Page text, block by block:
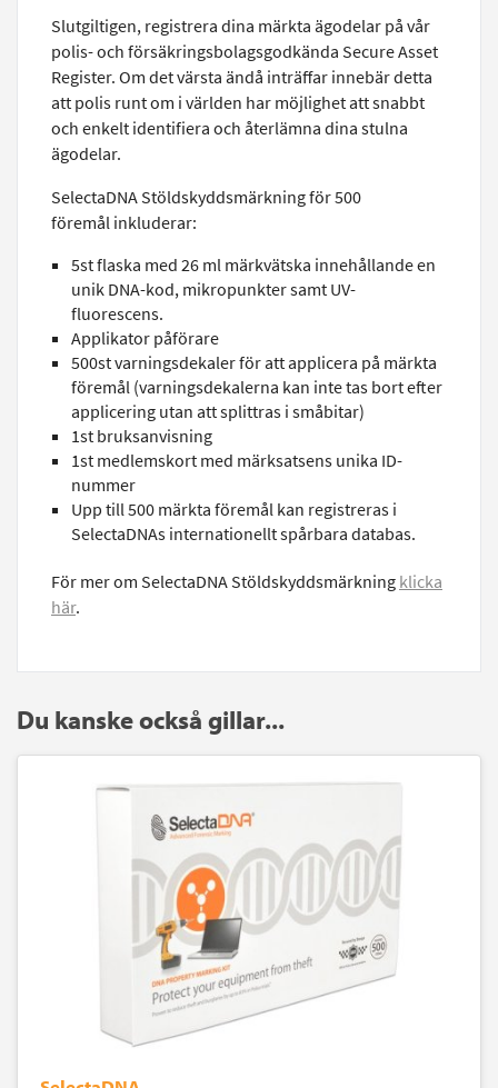
Slutgiltigen, registrera dina märkta ägodelar på vår
polis- och försäkringsbolagsgodkända Secure Asset
Register. Om det värsta ändå inträffar innebär detta
att polis runt om i världen har möjlighet att snabbt
och enkelt identifiera och återlämna dina stulna
ägodelar.
SelectaDNA Stöldskyddsmärkning för 500
föremål inkluderar:
5st flaska med 26 ml märkvätska innehållande en
unik DNA-kod, mikropunkter samt UV-
fluorescens.
Applikator påförare
500st varningsdekaler för att applicera på märkta
föremål (varningsdekalerna kan inte tas bort efter
applicering utan att splittras i småbitar)
1st bruksanvisning
1st medlemskort med märksatsens unika ID-
nummer
Upp till 500 märkta föremål kan registreras i
SelectaDNAs internationellt spårbara databas.
För mer om SelectaDNA Stöldskyddsmärkningklicka
här.
Du kanske också gillar...